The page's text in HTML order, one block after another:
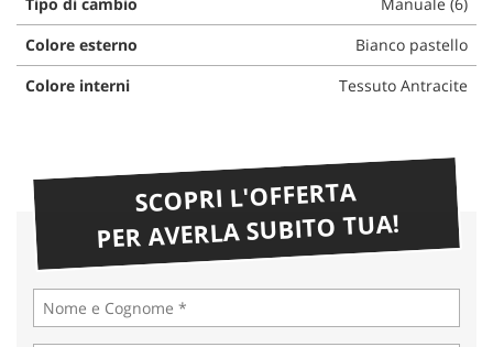
Colore esterno
Bianco pastello
Colore interni
Tessuto Antracite
SCOPRI L'OFFERTA
PER AVERLA SUBITO TUA!